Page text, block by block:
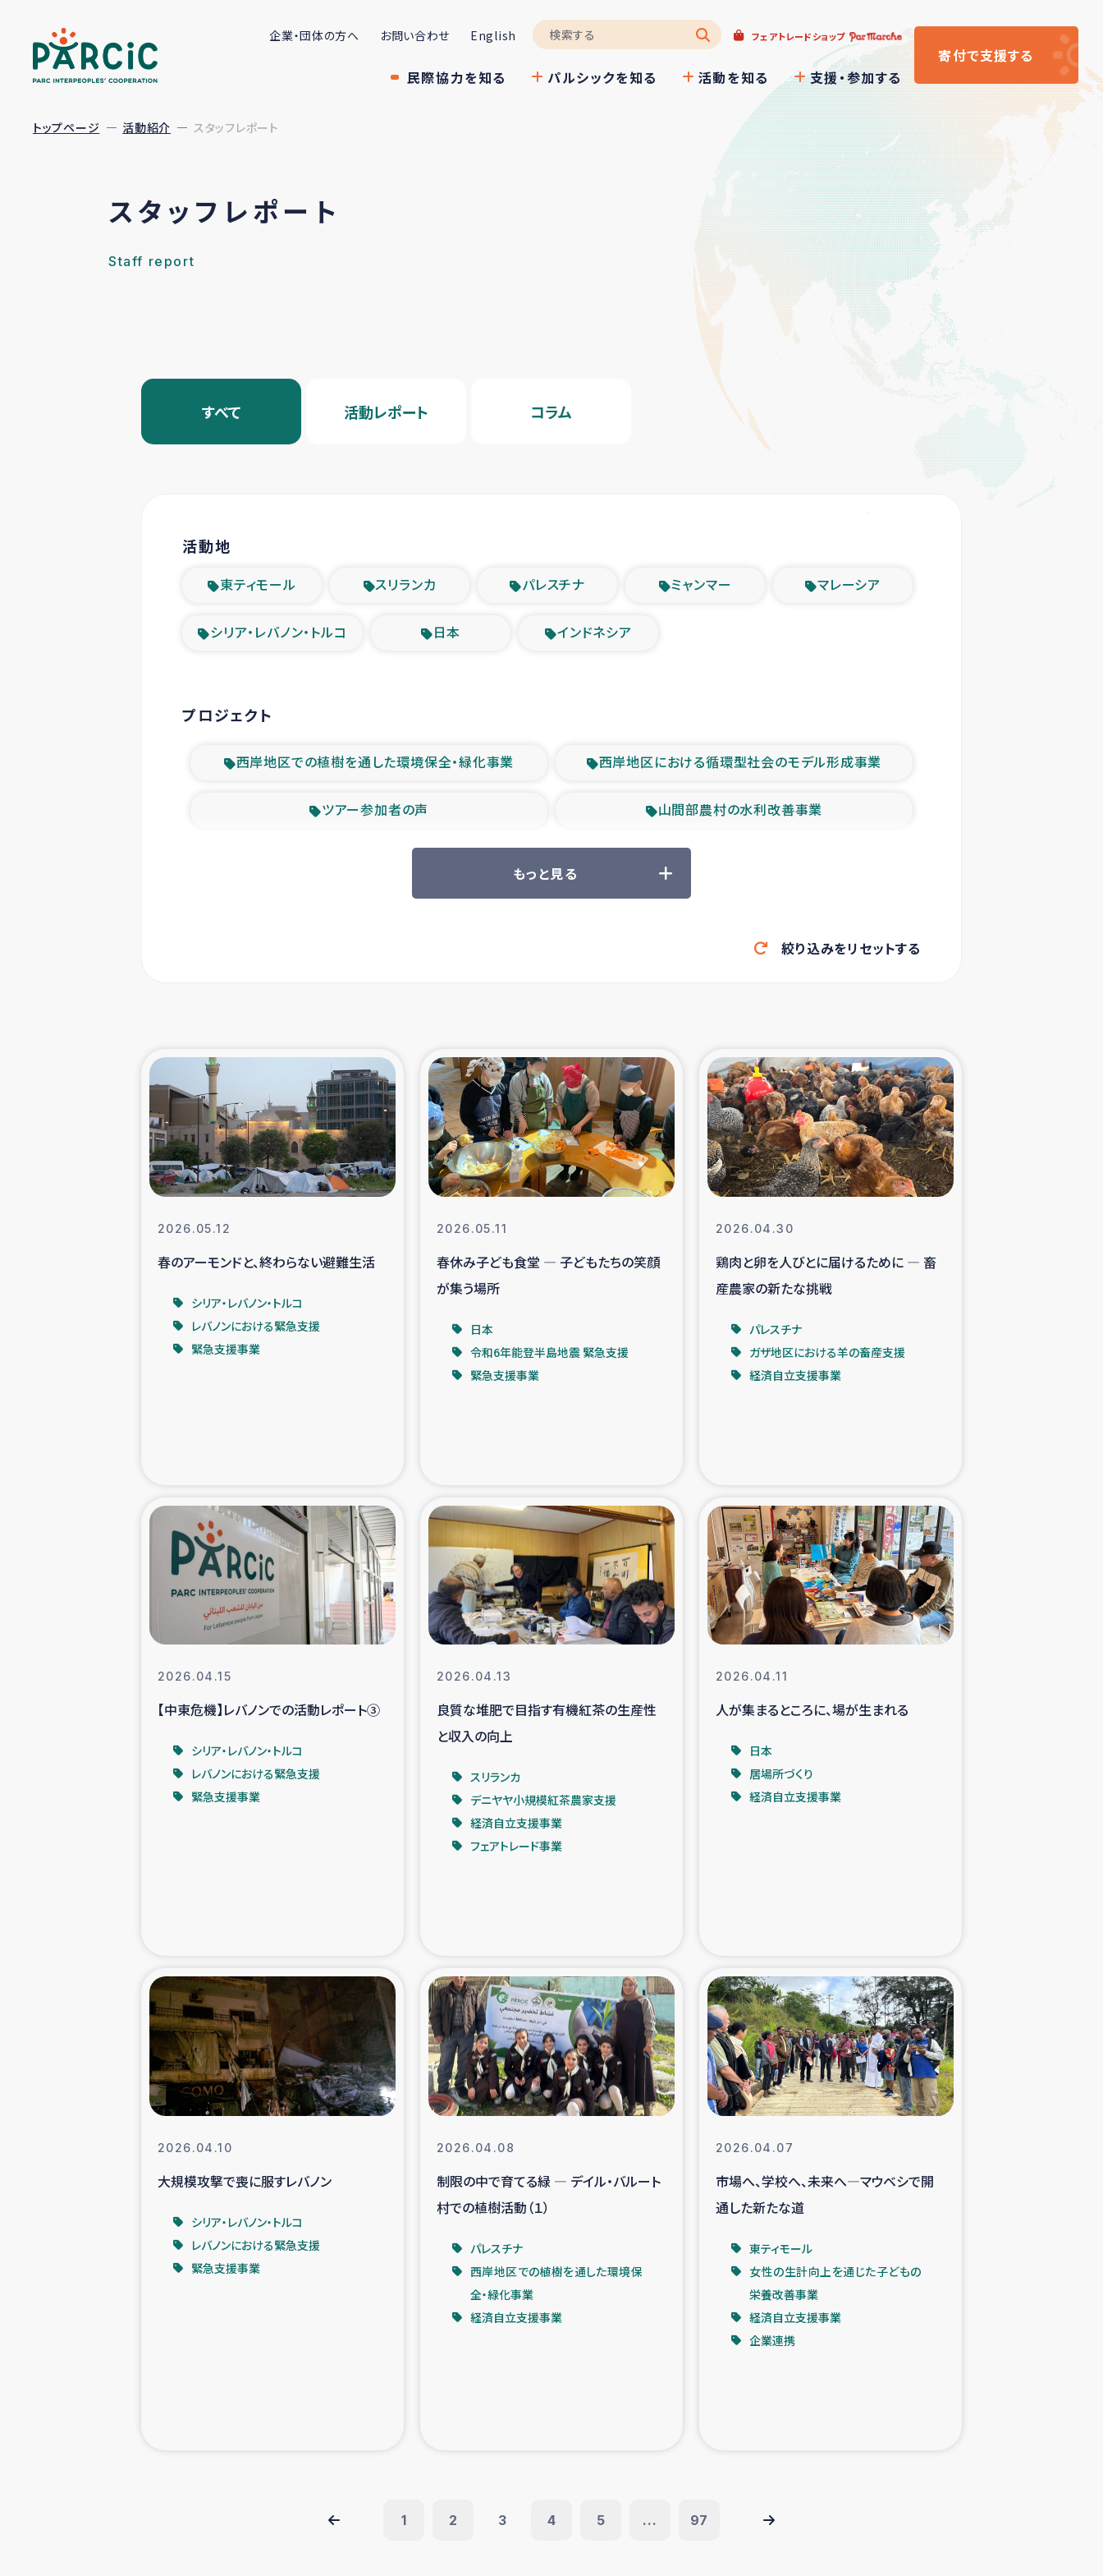
企業・団体の方へ お問い合わせ English フェアトレードショップ
民際協力を知る パルシックを知る 活動を知る 支援・参加する
寄付で支援する
トップページ 活動紹介 スタッフレポート
スタッフレポート
Staff report
すべて 活動レポート コラム
活動地
東ティモール スリランカ パレスチナ ミャンマー マレーシア
シリア・レバノン・トルコ 日本 インドネシア
プロジェクト
西岸地区での植樹を通した環境保全・緑化事業 西岸地区における循環型社会のモデル形成事業
ツアー参加者の声 山間部農村の水利改善事業
緊急救援の時代 森林保全型農業の支援事業
東ティモール豪雨緊急支援 大雨による洪水被災者支援
シリア国内避難民・帰還民の生活再建支援
スリランカ 緊急人道支援 スリランカ南部洪水被災者支援
スリランカの南北女性をつなぐサリー・リサイクル・プロジ
ェクト
復興支援事業
ガザ人道支援 令和6年能登半島地震 緊急支援
国内避難民への物資配付および教育支援
タイ国境ミャンマー移民子ども支援 漁民によるマングローブ植林活動
海外ルーツの市民との共生 神原ゼミxパルシック
石巻市街地在宅被災者支援 復興応援隊の活動
仮設住宅生活支援・農業復興支援 漁業復興支援
インターン・ボランティア日誌 経済自立支援事業
ガザ地区における羊の畜産支援 ガザ地区での公園の緑化を通じた支援事業
ガザ地区における被災住民への緊急支援 ガザ地区酪農を通した女性グループの生計支援
ふりかけ普及と食生活改善による栄養改善事業
トルコ・シリア地震被災者支援 デニヤヤ小規模紅茶農家支援
コーヒー生産者支援 アイナロ県マウベシ郡でのコーヒー畑改善事業
ベイルート大規模爆発被災者支援 女性の生計向上支援
アグロフォレストリー（カカオ）事業
もっと見る
絞り込みをリセットする
2026.05.12
春のアーモンドと、終わらない避難生活
シリア・レバノン・トルコ
レバノンにおける緊急支援
緊急支援事業
2026.05.11
春休み子ども食堂 ― 子どもたちの笑顔
が集う場所
日本
令和6年能登半島地震 緊急支援
緊急支援事業
2026.04.30
鶏肉と卵を人びとに届けるために ― 畜
産農家の新たな挑戦
パレスチナ
ガザ地区における羊の畜産支援
経済自立支援事業
2026.04.15
【中東危機】レバノンでの活動レポート③
シリア・レバノン・トルコ
レバノンにおける緊急支援
緊急支援事業
2026.04.13
良質な堆肥で目指す有機紅茶の生産性
と収入の向上
スリランカ
デニヤヤ小規模紅茶農家支援
経済自立支援事業
フェアトレード事業
2026.04.11
人が集まるところに、場が生まれる
日本
居場所づくり
経済自立支援事業
2026.04.10
大規模攻撃で喪に服すレバノン
シリア・レバノン・トルコ
レバノンにおける緊急支援
緊急支援事業
2026.04.08
制限の中で育てる緑 ― デイル・バルート
村での植樹活動（１）
パレスチナ
西岸地区での植樹を通した環境保
全・緑化事業
経済自立支援事業
2026.04.07
市場へ、学校へ、未来へ―マウベシで開
通した新たな道
東ティモール
女性の生計向上を通じた子どもの
栄養改善事業
経済自立支援事業
企業連携
1 2 3 4 5 ... 97